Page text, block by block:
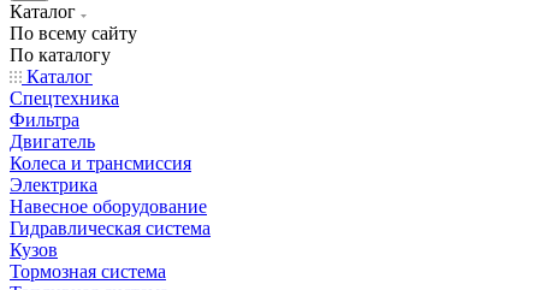
Каталог
По всему сайту
По каталогу
Каталог
Спецтехника
Фильтра
Двигатель
Колеса и трансмиссия
Электрика
Навесное оборудование
Гидравлическая система
Кузов
Тормозная система